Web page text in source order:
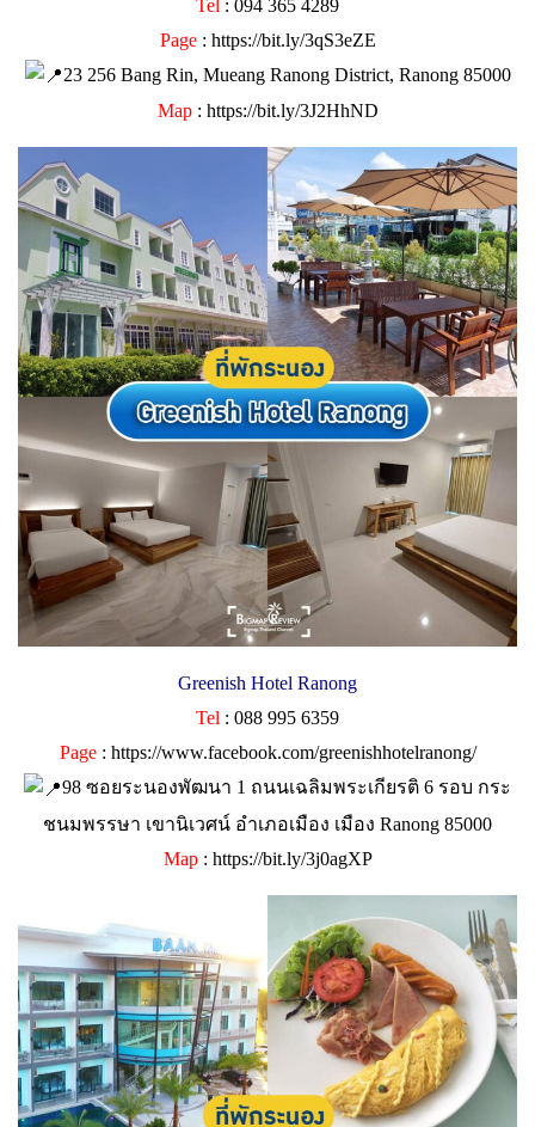
Tel : 094 365 4289
Page: https://bit.ly/3qS3eZE
23 256 Bang Rin, Mueang Ranong District, Ranong 85000
Map: https://bit.ly/3J2HhND
Greenish Hotel Ranong
Tel : 088 995 6359
Page: https://www.facebook.com/greenishhotelranong/
98 ซอยระนองพัฒนา 1 ถนนเฉลิมพระเกียรติ 6 รอบ กระ
ชนมพรรษา เขานิเวศน์ อำเภอเมือง เมือง Ranong 85000
Map: https://bit.ly/3j0agXP